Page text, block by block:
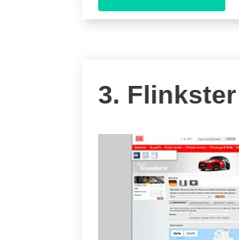
3. Flinkster